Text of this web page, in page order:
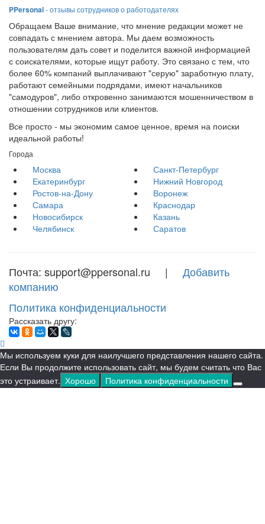
PPersonal- отзывы сотрудников о работодателях
Обращаем Ваше внимание, что мнение редакции может не
совпадать с мнением автора. Мы даем возможность
пользователям дать совет и поделится важной информацией
с соискателями, которые ищут работу. Это связано с тем, что
более 60% компаний выплачивают "серую" заработную плату,
работают семейными подрядами, имеют начальников
"самодуров", либо откровенно занимаются мошенничеством в
отношении сотрудников или клиентов.
Все просто - мы экономим самое ценное, время на поиски
идеальной работы!
Города
Москва
Санкт-Петербург
Екатеринбург
Нижний Новгород
Ростов-на-Дону
Воронеж
Самара
Краснодар
Новосибирск
Казань
Челябинск
Саратов
Почта: support@ppersonal.ru | Добавить
компанию
Политика конфиденциальности
Рассказать другу:
Мы используем куки для наилучшего представления нашего сайта.
Если Вы продолжите использовать сайт, мы будем считать что Вас
это устраивает. Хорошо Политика конфиденциальности